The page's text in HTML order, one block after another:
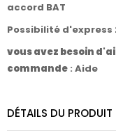
accord BAT
Possibilité d'express
vous avez besoin
commande : Aide
DÉTAILS DU PRODUIT